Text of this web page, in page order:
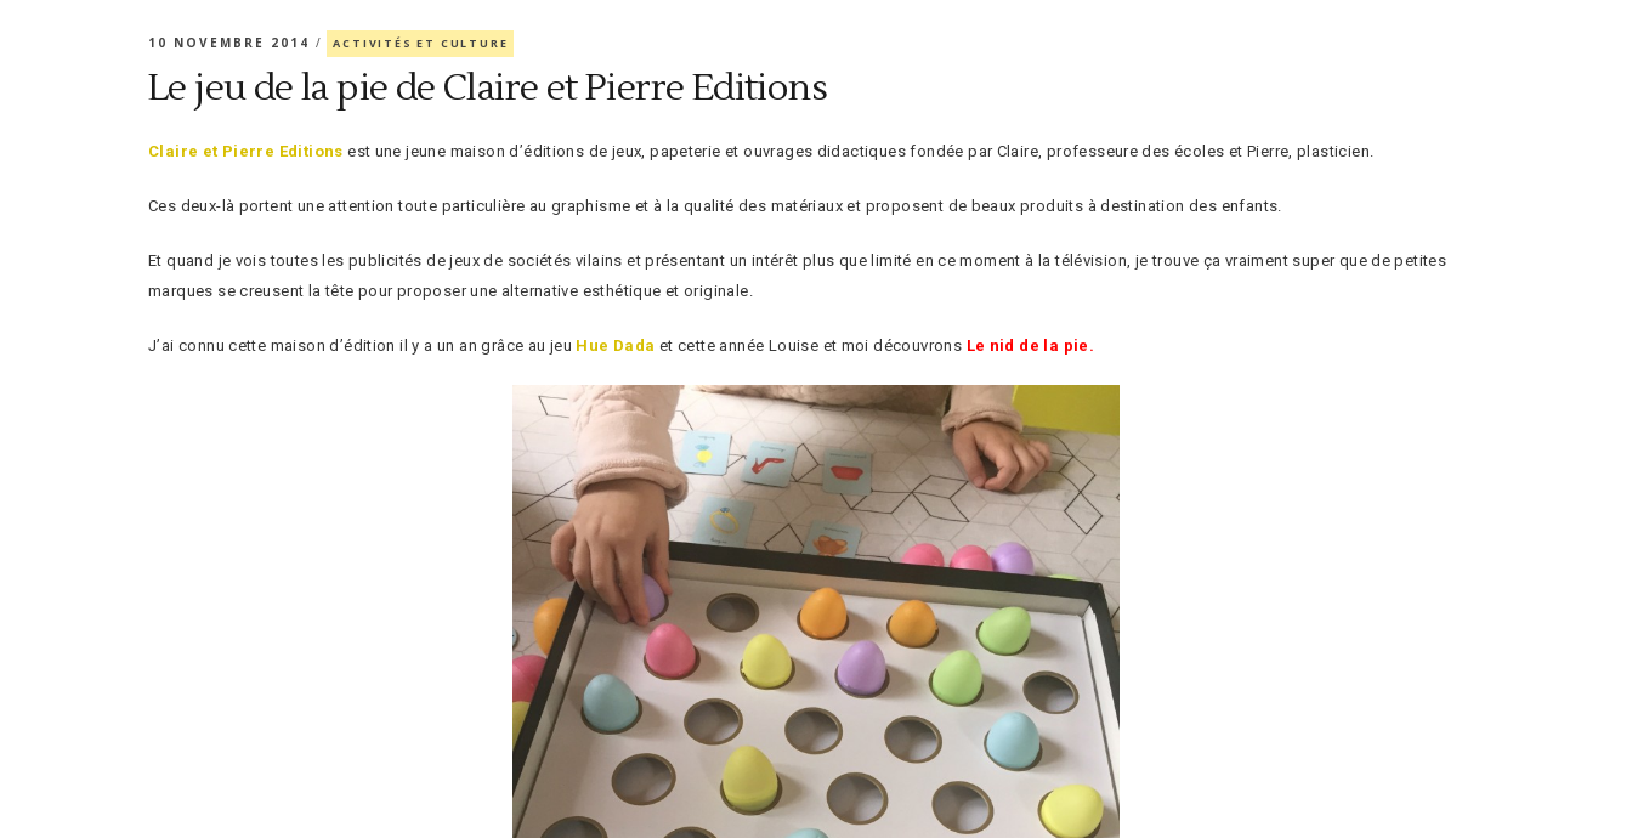
10 NOVEMBRE 2014 ACTIVITÉS ET CULTURE
Le jeu de la pie de Claire et Pierre Editions
Claire et Pierre Editions est une jeune maison d’éditions de jeux, papeterie et ouvrages didactiques fondée par Claire, professeure des écoles et Pierre, plasticien.
Ces deux-là portent une attention toute particulière au graphisme et à la qualité des matériaux et proposent de beaux produits à destination des enfants.
Et quand je vois toutes les publicités de jeux de sociétés vilains et présentant un intérêt plus que limité en ce moment à la télévision, je trouve ça vraiment super que de petites
marques se creusent la tête pour proposer une alternative esthétique et originale.
J’ai connu cette maison d’édition il y a un an grâce au jeu Hue Dada et cette année Louise et moi découvrons Le nid de la pie.